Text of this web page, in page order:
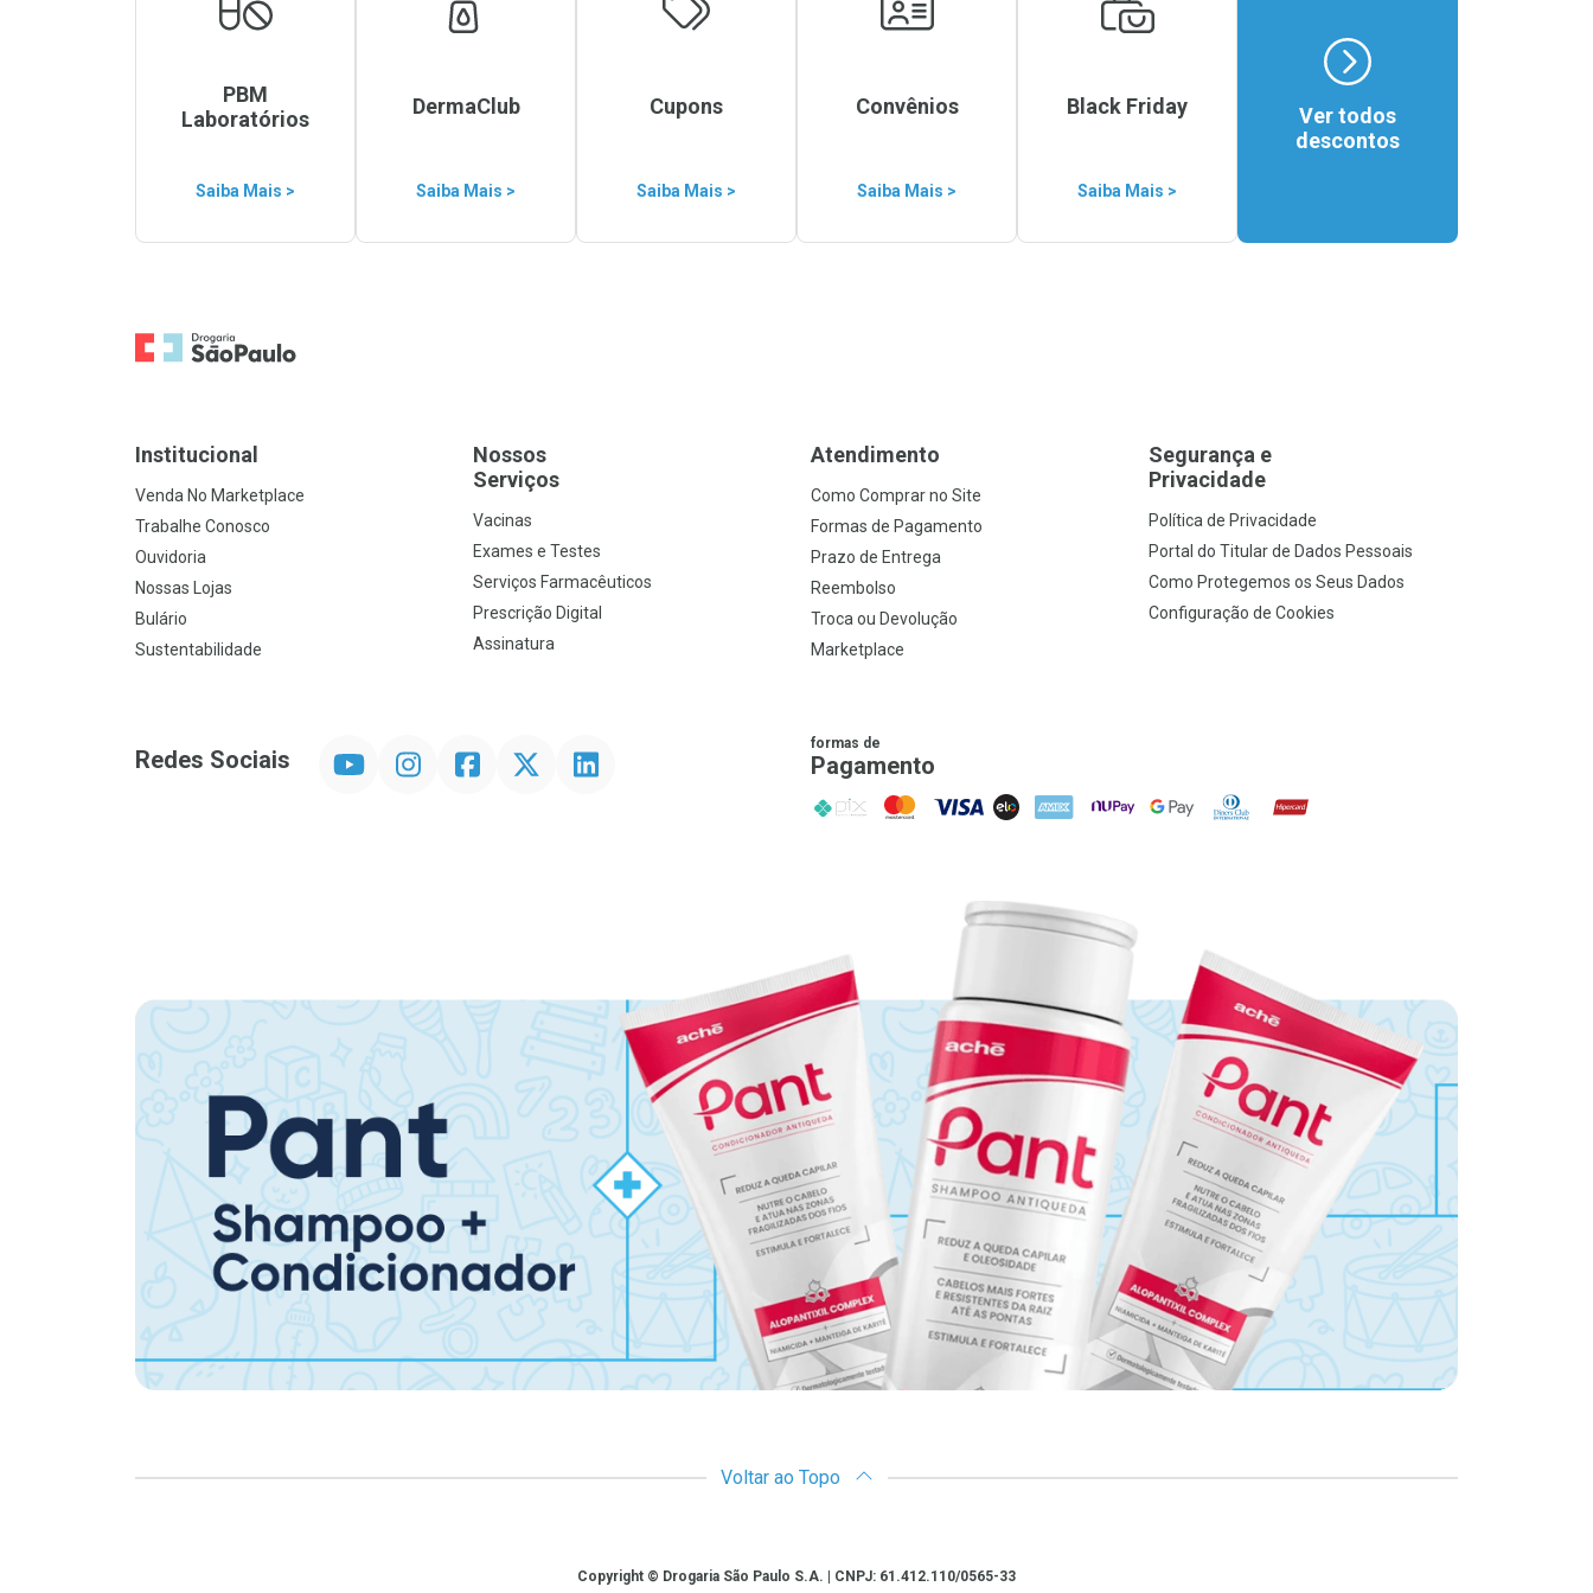
PBM
Laboratórios
Saiba Mais >
DermaClub
Saiba Mais >
Cupons
Saiba Mais >
Convênios
Saiba Mais >
Black Friday
Saiba Mais >
Ver todos
descontos
Ir para a Home
Institucional
Venda No Marketplace
Trabalhe Conosco
Ouvidoria
Nossas Lojas
Bulário
Sustentabilidade
Nossos
Serviços
Vacinas
Exames e Testes
Serviços Farmacêuticos
Prescrição Digital
Assinatura
Atendimento
Como Comprar no Site
Formas de Pagamento
Prazo de Entrega
Reembolso
Troca ou Devolução
Marketplace
Segurança e
Privacidade
Política de Privacidade
Portal do Titular de Dados Pessoais
Como Protegemos os Seus Dados
Configuração de Cookies
Redes Sociais InstagramFacebookTwitter Linkedin formas de
Pagamento
PIX MasterCard
VISA ELO AMEX NuPay Google PayDiners ClubHipercard
Voltar ao Topo
Copyright © Drogaria São Paulo S.A. | CNPJ: 61.412.110/0565-33